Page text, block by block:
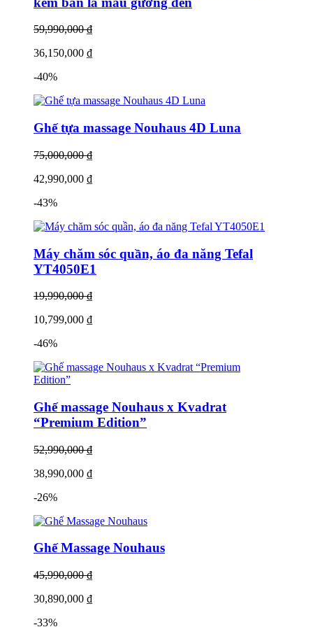
Vậy còn chần chờ gì nữa mà không tìm hiểu ngay những thông tin
quyết định chọn mua đúng đắn nhất, phù hợp nhất cho chính bạn và
lựa chọn hoàn hảo
Không chỉ giặt hấp sấy bằng hơi nước mà quần áo của bạn cũng sẽ
được khử khuẩn trong quá trình chăm sóc do máy giặt hấp sấy
Styler thực hiện. Hơi nước sẽ xuyên sâu qua từng lớp vải và cộng
hưởng cùng tần số rung lớn của móc treo không chỉ bụi bẩn mà vi
khuẩn, virus cũng bị đánh bật ra khỏi quần áo. Như vậy LG Styler
có thể đảm bảo cho quần áo sạch sẽ, kháng khuẩn và bảo vệ toàn
diện mỗi ngày.
dàng, tinh tế nhất khi giặt hấp sấy với máy LG Styler bởi mùi hôi sẽ
tấm giấy tạo hương chuyên dụng Aroma Sheet với 2 mùi tự chọn:
Tủ chăm sóc quần áo LG Styler giúp là li
quần âu tự động
không? Đó sẽ là một lựa chọn tuyệt vời cho bạn bởi thiết kế máy rất
máy. Nhờ đó mà những nếp nhăn trên quần âu sẽ bị xóa bỏ đồng
Tùy chỉnh chu trình giặt hấp sấy và chăm sóc quần
Được tích hợp với ứng dụng thông minh
chiếc smartphone nhỏ gọn bạn có thể điều chỉnh hoạt động của máy
giặt sấy LG Styler ở bất kỳ đâu, bất cứ lúc nào cần thiết bằng vai
59,990,000 ₫
36,150,000 ₫
-40%
Ghế tựa massage Nouhaus 4D Luna
75,000,000 ₫
42,990,000 ₫
-43%
Máy chăm sóc quần, áo đa năng Tefal
YT4050E1
19,990,000 ₫
10,799,000 ₫
-46%
Ghế massage Nouhaus x Kvadrat
“Premium Edition”
52,990,000 ₫
38,990,000 ₫
-26%
Ghế Massage Nouhaus
45,990,000 ₫
30,890,000 ₫
-33%